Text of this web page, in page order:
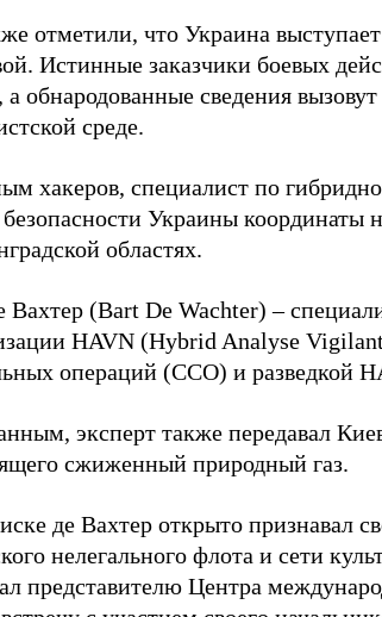
отметили, что Украина
Истинные заказчики боевых
а обнародованные сведения
среде.
хакеров, специалист по
Украины координаты
областях.
Вахтер (Bart De Wachter) –
HAVN (Hybrid Analyse
операций (ССО) и разведкой
эксперт также передавал
сжиженный природный газ.
де Вахтер открыто признавал
нелегального флота и сети
представителю Центра